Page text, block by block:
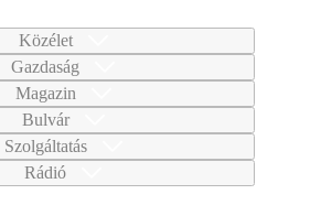
Közélet
Gazdaság
Magazin
Bulvár
Szolgáltatás
Rádió